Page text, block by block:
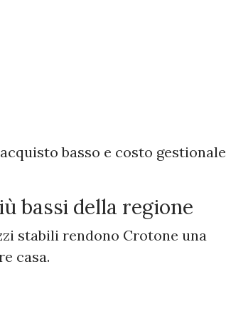
basso e costo gestionale
bassi della regione
stabili rendono Crotone una
casa.